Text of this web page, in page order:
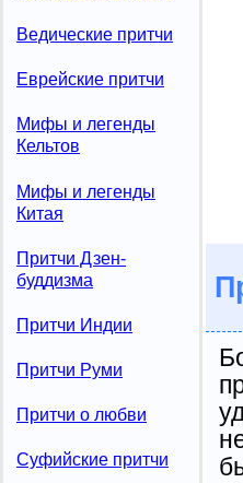
Ведические притчи
Еврейские притчи
Мифы и легенды
Кельтов
Мифы и легенды
Китая
Притчи Дзен-
буддизма
Притчи Индии
Притчи Руми
Притчи о любви
Суфийские притчи